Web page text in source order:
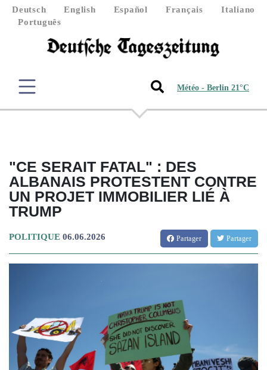
Deutsch English Español Français
Italiano
Português
Météo - Berlin 21°C
"CE SERAIT FATAL" : DES
ALBANAIS PROTESTENT CONTRE
UN PROJET IMMOBILIER LIÉ À
TRUMP
POLITIQUE 06.06.2026 Partager Partager